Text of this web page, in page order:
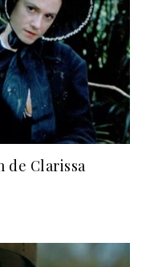
de Clarissa